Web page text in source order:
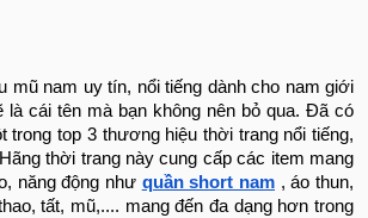
mũ nam uy tín, nổi tiếng dành cho nam giới
là cái tên mà bạn không nên bỏ qua. Đã có
trong top 3 thương hiệu thời trang nổi tiếng,
thời trang này cung cấp các item mang
năng động như quần short nam , áo thun,
tất, mũ,.... mang đến đa dạng hơn trong